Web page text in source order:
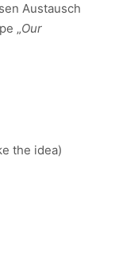
Austausch
„Our
the idea)